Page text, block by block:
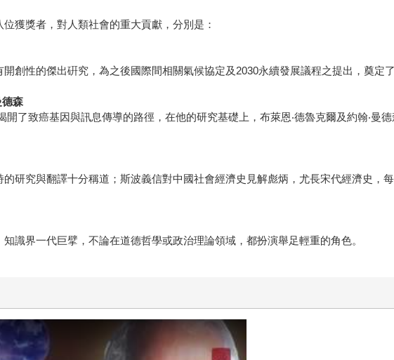
獲獎者，對人類社會的重大貢獻，分別是：
創性的傑出硏究，為之後國際間相關氣候協定及2030永續發展議程之提出，奠定了
德森
了致癌基因與訊息傳導的路徑，在他的研究基礎上，布萊恩‧德魯克爾及約翰‧曼
研究與翻譯十分稱道；斯波義信對中國社會經濟史見解彪炳，尤長宋代經濟史，
識界一代巨擘，不論在道德哲學或政治理論領域，都扮演舉足輕重的角色。